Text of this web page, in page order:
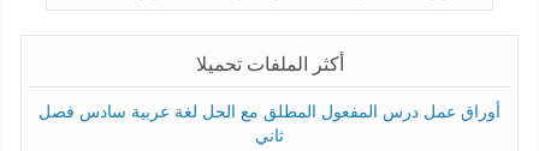
أكثر الملفات تحميلا
أوراق عمل درس المفعول المطلق مع الحل لغة عربية سادس فصل
ثاني